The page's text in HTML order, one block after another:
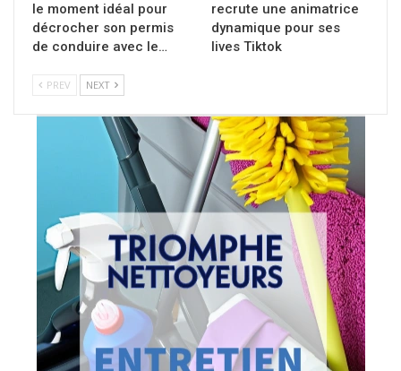
le moment idéal pour
décrocher son permis
de conduire avec le…
recrute une animatrice
dynamique pour ses
lives Tiktok
PREV NEXT